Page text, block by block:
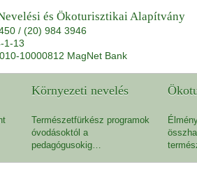
és Ökoturisztikai Alapítvány
/ (20) 984 3946
1-13
10000812 MagNet Bank
Környezeti nevelés
Természetfürkész programok
óvodásoktól a
pedagógusokig…